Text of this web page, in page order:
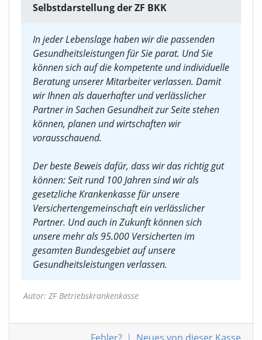
Selbstdarstellung der ZF BKK
In jeder Lebenslage haben wir die passenden
Gesundheitsleistungen für Sie parat. Und Sie
können sich auf die kompetente und individuelle
Beratung unserer Mitarbeiter verlassen. Damit
wir Ihnen als dauerhafter und verlässlicher
Partner in Sachen Gesundheit zur Seite stehen
können, planen und wirtschaften wir
vorausschauend.
Der beste Beweis dafür, dass wir das richtig gut
können: Seit rund 100 Jahren sind wir als
gesetzliche Krankenkasse für unsere
Versichertengemeinschaft ein verlässlicher
Partner. Und auch in Zukunft können sich
unsere mehr als 95.000 Versicherten im
gesamten Bundesgebiet auf unsere
Gesundheitsleistungen verlassen.
Autor: ZF Betriebskrankenkasse
Fehler? | Neues von dieser Kasse